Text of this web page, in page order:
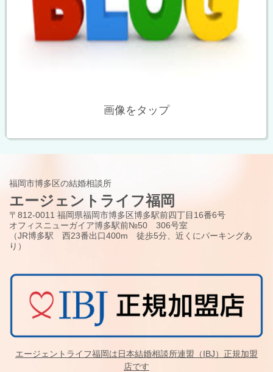
画像をタップ
福岡市博多区の結婚相談所
エージェントライフ福岡
〒812-0011 福岡県福岡市博多区博多駅前四丁目16番6号
オフィスニューガイア博多駅前№50 306号室
（JR博多駅 西23番出口400m 徒歩5分、近くにパーキングあ
り）
エージェントライフ福岡は日本結婚相談所連盟（IBJ）正規加盟
店です